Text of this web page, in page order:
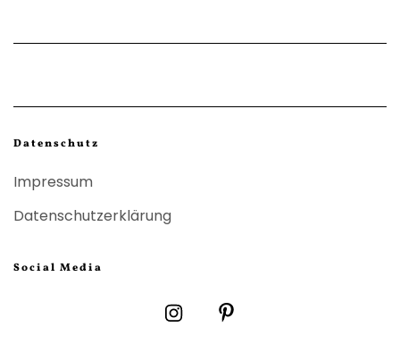
Datenschutz
Impressum
Datenschutzerklärung
Social Media